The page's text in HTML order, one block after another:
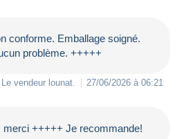
conforme. Emballage soigné.
problème. +++++
vendeur lounat. 27/06/2026 à 06:21
merci +++++ Je recommande!